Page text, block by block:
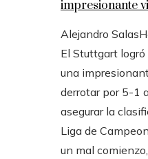
impresionante
Alejandro Salas
El Stuttgart
una
derrotar por 5-1
asegurar la
Liga de
un mal comienzo,